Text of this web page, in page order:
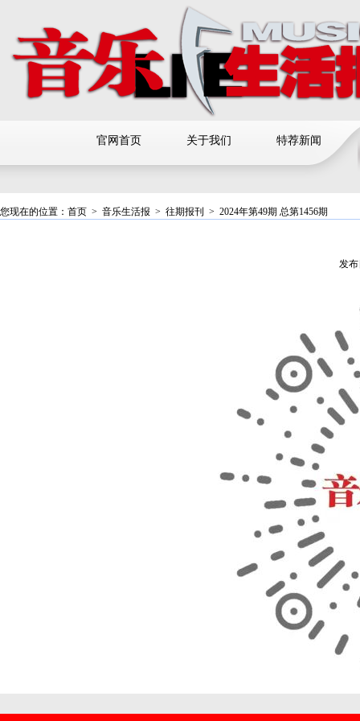
官网首页 关于我们 特荐新闻
您现在的位置： 首页 > 音乐生活报 > 往期报刊 > 2024年第49期 总第1456期
发